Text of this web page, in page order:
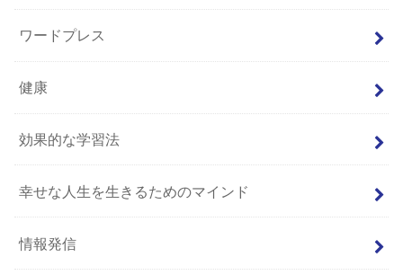
ワードプレス
健康
効果的な学習法
幸せな人生を生きるためのマインド
情報発信